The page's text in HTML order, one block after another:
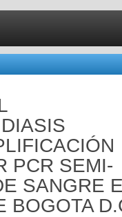
PCR SEMI-
SANGRE
BOGOTA